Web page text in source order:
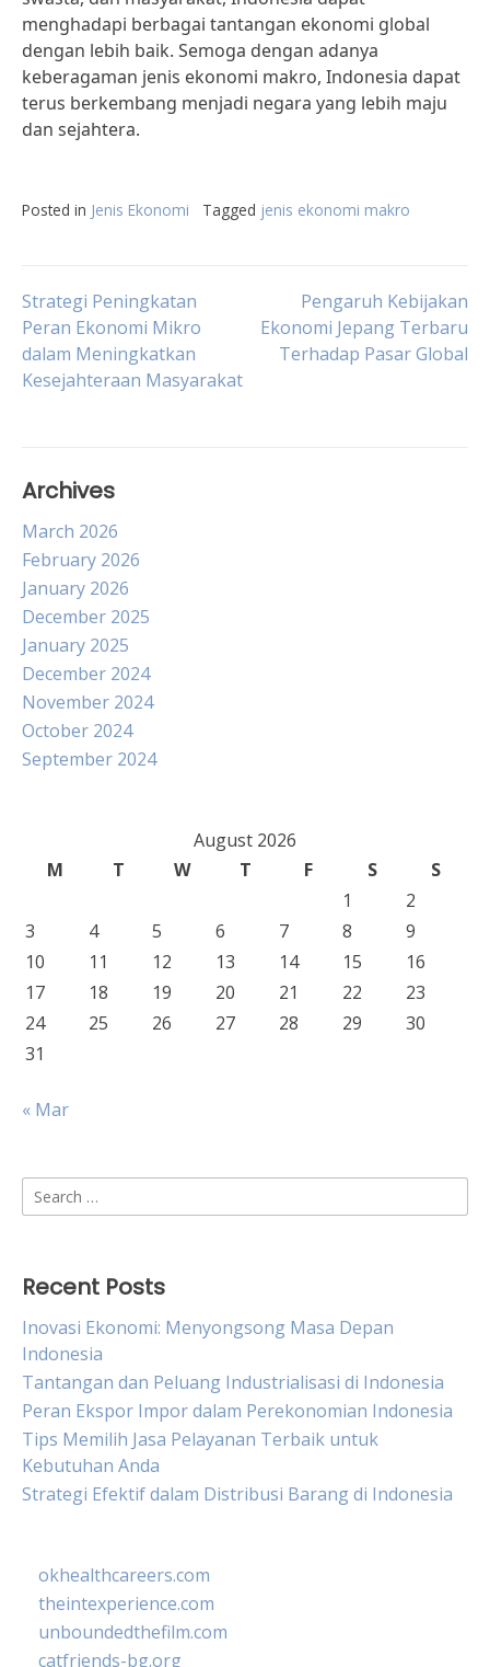
menghadapi berbagai tantangan ekonomi global
dengan lebih baik. Semoga dengan adanya
keberagaman jenis ekonomi makro, Indonesia dapat
terus berkembang menjadi negara yang lebih maju
dan sejahtera.
Posted in Jenis Ekonomi Tagged jenis ekonomi makro
Post
navigation
Strategi Peningkatan
Peran Ekonomi Mikro
dalam Meningkatkan
Kesejahteraan Masyarakat
Pengaruh Kebijakan
Ekonomi Jepang Terbaru
Terhadap Pasar Global
Archives
March 2026
February 2026
January 2026
December 2025
January 2025
December 2024
November 2024
October 2024
September 2024
August 2026
M
T W T F S
S
1
2
3
4 5 6 7 8
9
10
11 12 13 14 15
16
17
18 19 20 21 22
23
24
25 26 27 28 29
30
31
« Mar
Search
for:
Recent Posts
Inovasi Ekonomi: Menyongsong Masa Depan
Indonesia
Tantangan dan Peluang Industrialisasi di Indonesia
Peran Ekspor Impor dalam Perekonomian Indonesia
Tips Memilih Jasa Pelayanan Terbaik untuk
Kebutuhan Anda
Strategi Efektif dalam Distribusi Barang di Indonesia
okhealthcareers.com
theintexperience.com
unboundedthefilm.com
catfriends-bg.org